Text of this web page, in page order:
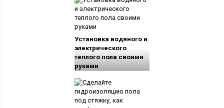
Установка водяного и
электрического
теплого пола своими
руками